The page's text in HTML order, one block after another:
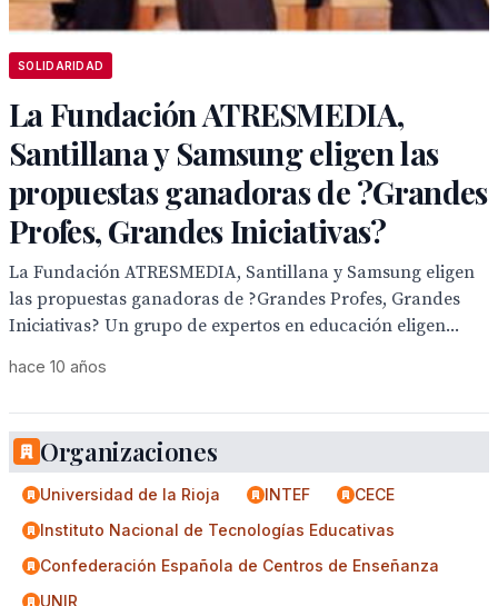
SOLIDARIDAD
La Fundación ATRESMEDIA,
Santillana y Samsung eligen las
propuestas ganadoras de ?Grandes
Profes, Grandes Iniciativas?
La Fundación ATRESMEDIA, Santillana y Samsung eligen
las propuestas ganadoras de ?Grandes Profes, Grandes
Iniciativas? Un grupo de expertos en educación eligen...
hace 10 años
Organizaciones
Universidad de la Rioja INTEF
CECE
Instituto Nacional de Tecnologías Educativas
Confederación Española de Centros de Enseñanza
UNIR